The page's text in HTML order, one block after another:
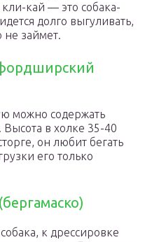
кай — это собака-
долго выгуливать,
не займет.
можно содержать
в холке 35-40
он любит бегать
его только
к дрессировке